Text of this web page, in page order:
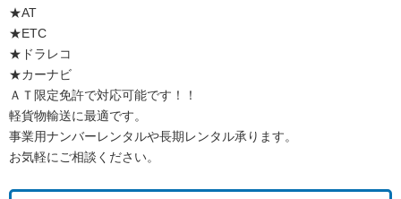
★AT
★ETC
★ドラレコ
★カーナビ
ＡＴ限定免許で対応可能です！！
軽貨物輸送に最適です。
事業用ナンバーレンタルや長期レンタル承ります。
お気軽にご相談ください。